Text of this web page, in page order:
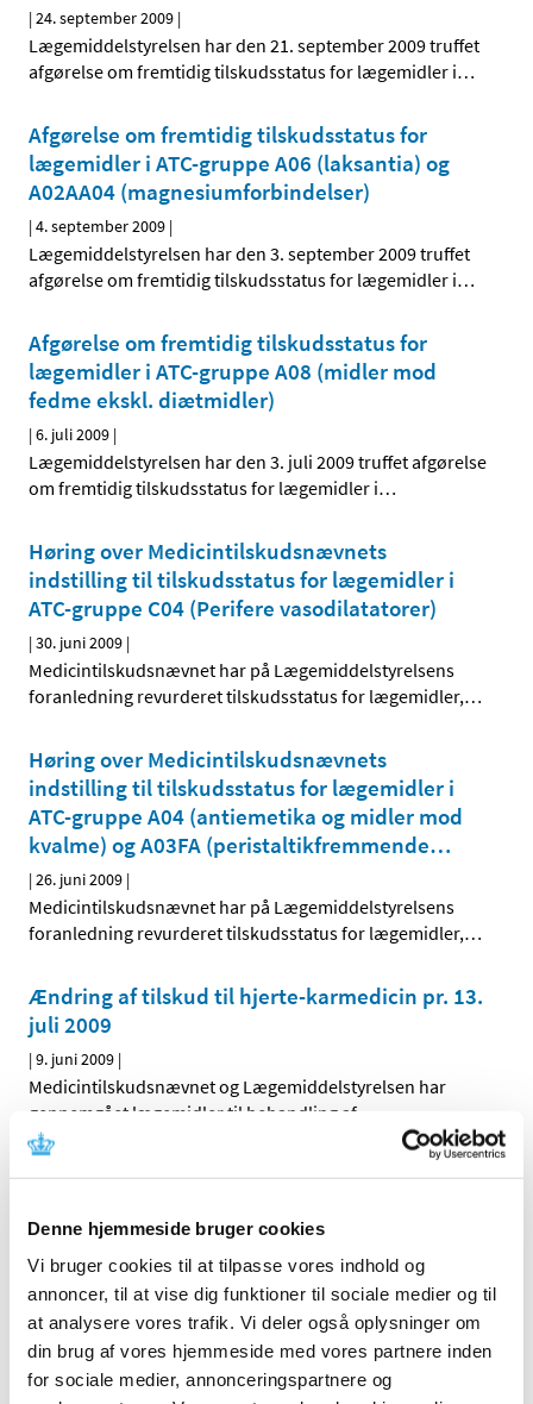
Denne hjemmeside bruger cookies
Vi bruger cookies til at tilpasse vores indhold og
annoncer, til at vise dig funktioner til sociale medier og til
at analysere vores trafik. Vi deler også oplysninger om
din brug af vores hjemmeside med vores partnere inden
for sociale medier, annonceringspartnere og
|24. september 2009 |
Lægemiddelstyrelsen har den 21. september 2009 truffet
afgørelse om fremtidig tilskudsstatus for lægemidler i…
Afgørelse om fremtidig tilskudsstatus for
lægemidler i ATC-gruppe A06 (laksantia) og
A02AA04 (magnesiumforbindelser)
|4. september 2009 |
Lægemiddelstyrelsen har den 3. september 2009 truffet
afgørelse om fremtidig tilskudsstatus for lægemidler i…
Afgørelse om fremtidig tilskudsstatus for
lægemidler i ATC-gruppe A08 (midler mod
fedme ekskl. diætmidler)
|6. juli 2009 |
Lægemiddelstyrelsen har den 3. juli 2009 truffet afgørelse
om fremtidig tilskudsstatus for lægemidler i…
Høring over Medicintilskudsnævnets
indstilling til tilskudsstatus for lægemidler i
ATC-gruppe C04 (Perifere vasodilatatorer)
|30. juni 2009 |
Medicintilskudsnævnet har på Lægemiddelstyrelsens
foranledning revurderet tilskudsstatus for lægemidler,…
Høring over Medicintilskudsnævnets
indstilling til tilskudsstatus for lægemidler i
ATC-gruppe A04 (antiemetika og midler mod
kvalme) og A03FA (peristaltik­fremmende…
|26. juni 2009 |
Medicintilskudsnævnet har på Lægemiddelstyrelsens
foranledning revurderet tilskudsstatus for lægemidler,…
Ændring af tilskud til hjerte-karmedicin pr. 13.
juli 2009
|9. juni 2009 |
Medicintilskudsnævnet og Lægemiddelstyrelsen har
gennemgået lægemidler til behandling af…
Tilskudsstatus for lægemidler i ATC-gruppe
Medicintilskudsnævnets indstilling
|3. juni 2009|
Medicintilskudsnævnets indstilling vedrørende fremtidig
tilskudsstatus for laksantia (ATC-grupper A06 og…
Tilskudsstatus for lægemidler i ATC-gruppe